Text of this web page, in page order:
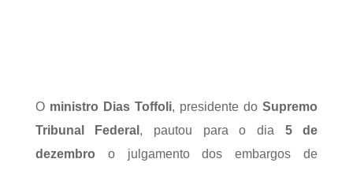
Oministro Dias Toffoli, presidente doSupremo
Tribunal Federal , pautou para o dia 5 de
dezembro o julgamento dos embargos de